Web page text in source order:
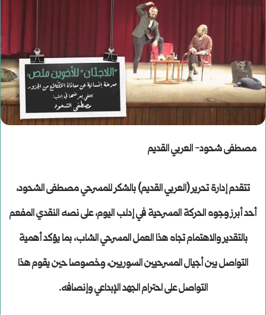
مصطفى شحود- العربي القديم
تتقدم إدارة تحرير (العربي القديم) بالشكر للمسرحي مصطفى الشحود،
أحد أبرز وجوه الحركة المسرحية في إدلب اليوم، على نصه النقدي المفعم
بالتقدير والاهتمام تجاه هذا العمل المسرحي الشاب، بما يؤكد أهمية
التواصل بين أجيال المسرحيين السوريين، وخصوصا حين يقوم هذا
التواصل على احترام الجهد الإبداعي وإنصافه.